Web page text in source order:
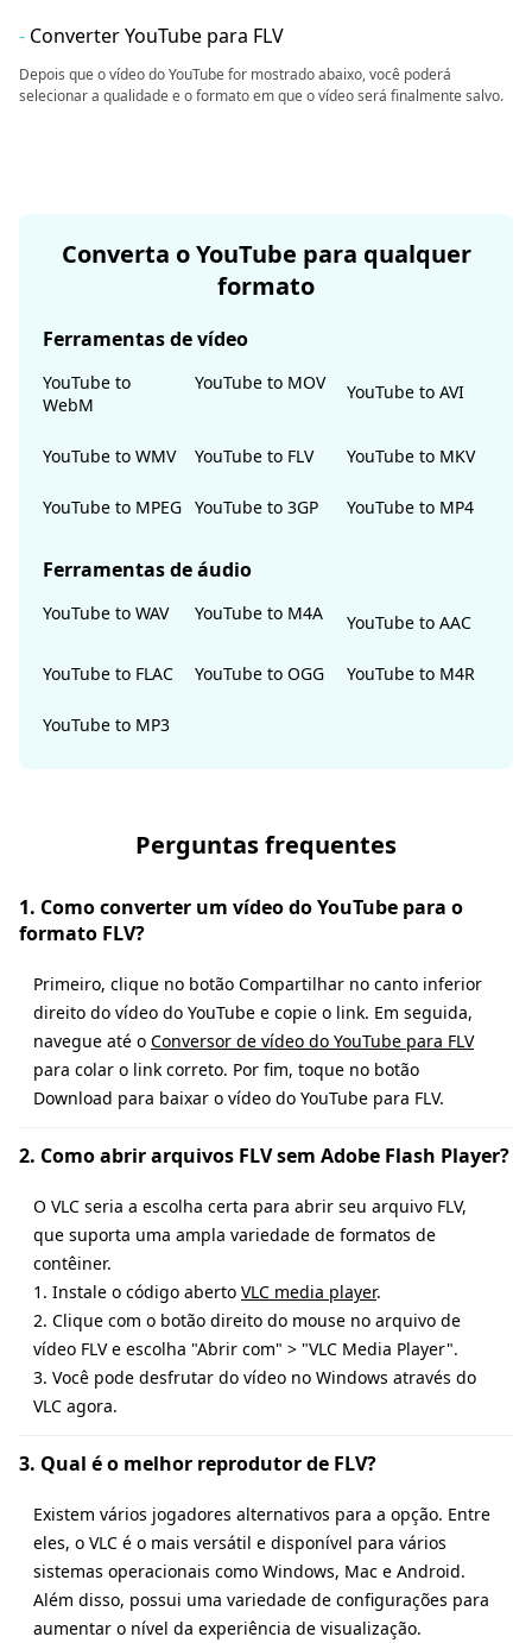
- Converter YouTube para FLV
Depois que o vídeo do YouTube for mostrado abaixo, você poderá
selecionar a qualidade e o formato em que o vídeo será finalmente salvo.
Converta o YouTube para qualquer
formato
Ferramentas de vídeo
YouTube to
WebM
YouTube to MOV YouTube to AVI
YouTube to WMV YouTube to FLV YouTube to MKV
YouTube to MPEG YouTube to 3GP YouTube to MP4
Ferramentas de áudio
YouTube to WAV YouTube to M4A YouTube to AAC
YouTube to FLAC YouTube to OGG YouTube to M4R
YouTube to MP3
Perguntas frequentes
1. Como converter um vídeo do YouTube para o
formato FLV?
Primeiro, clique no botão Compartilhar no canto inferior
direito do vídeo do YouTube e copie o link. Em seguida,
navegue até o Conversor de vídeo do YouTube para FLV
para colar o link correto. Por fim, toque no botão
Download para baixar o vídeo do YouTube para FLV.
2. Como abrir arquivos FLV sem Adobe Flash Player?
O VLC seria a escolha certa para abrir seu arquivo FLV,
que suporta uma ampla variedade de formatos de
contêiner.
1. Instale o código aberto VLC media player.
2. Clique com o botão direito do mouse no arquivo de
vídeo FLV e escolha "Abrir com" > "VLC Media Player".
3. Você pode desfrutar do vídeo no Windows através do
VLC agora.
3. Qual é o melhor reprodutor de FLV?
Existem vários jogadores alternativos para a opção. Entre
eles, o VLC é o mais versátil e disponível para vários
sistemas operacionais como Windows, Mac e Android.
Além disso, possui uma variedade de configurações para
aumentar o nível da experiência de visualização.